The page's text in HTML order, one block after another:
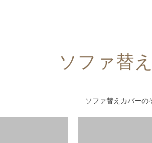
ソファ替
ソファ替えカバーの